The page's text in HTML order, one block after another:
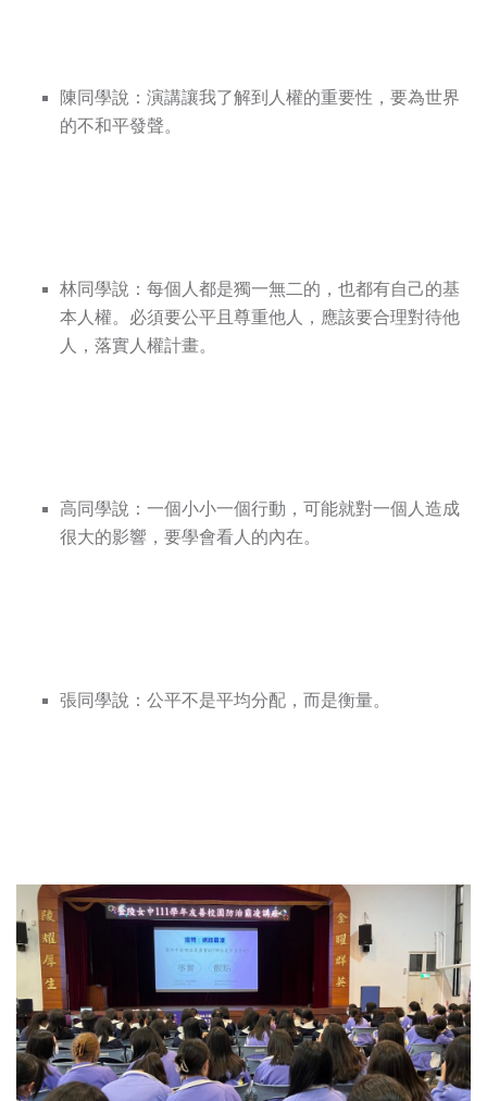
陳同學說：演講讓我了解到人權的重要性，要為世界
的不和平發聲。
林同學說：每個人都是獨一無二的，也都有自己的基
本人權。必須要公平且尊重他人，應該要合理對待他
人，落實人權計畫。
高同學說：一個小小一個行動，可能就對一個人造成
很大的影響，要學會看人的內在。
張同學說：公平不是平均分配，而是衡量。